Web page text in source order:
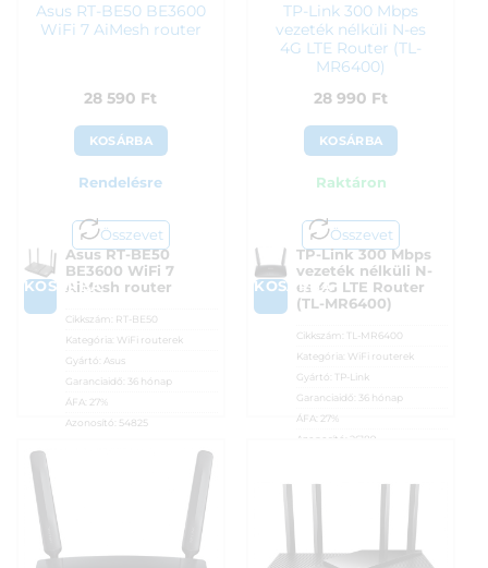
Asus RT-BE50 BE3600
WiFi 7 AiMesh router
28 590 Ft
KOSÁRBA
Rendelésre
Összevet
KOSÁRBA
Asus RT-BE50
BE3600 WiFi 7
AiMesh router
Cikkszám: RT-BE50
Kategória: WiFi routerek
Gyártó:Asus
Garanciaidő: 36 hónap
ÁFA: 27%
Azonosító: 54825
TP-Link 300 Mbps
vezeték nélküli N-es
4G LTE Router (TL-
MR6400)
28 990 Ft
KOSÁRBA
Raktáron
Összevet
KOSÁRBA
TP-Link 300 Mbps
vezeték nélküli N-
es 4G LTE Router
(TL-MR6400)
Cikkszám:
TL-MR6400
Kategória: WiFi routerek
Gyártó:
TP-Link
Garanciaidő: 36 hónap
ÁFA: 27%
Azonosító:
26189